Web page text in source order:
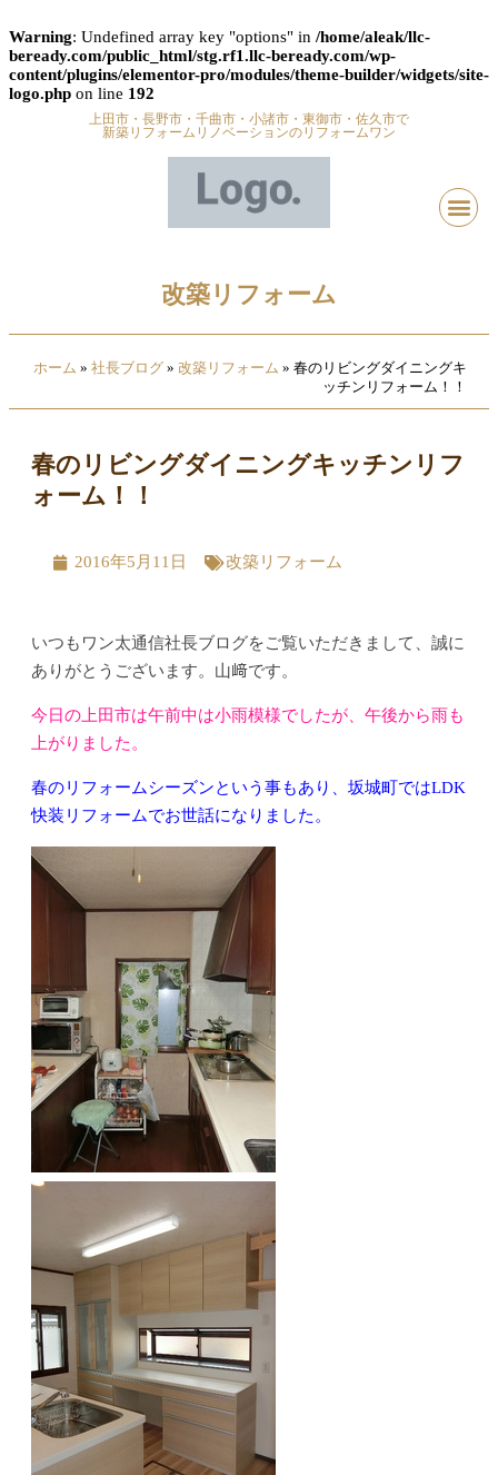
Warning: Undefined array key "options" in /home/aleak/llc-
beready.com/public_html/stg.rf1.llc-beready.com/wp-
content/plugins/elementor-pro/modules/theme-builder/widgets/site-
logo.php on line 192
上田市・長野市・千曲市・小諸市・東御市・佐久市で
新築リフォームリノベーションのリフォームワン
改築リフォーム
ホーム » 社長ブログ » 改築リフォーム » 春のリビングダイニングキ
ッチンリフォーム！！
春のリビングダイニングキッチンリフ
ォーム！！
2016年5月11日 改築リフォーム
いつもワン太通信社長ブログをご覧いただきまして、誠に
ありがとうございます。山﨑です。
今日の上田市は午前中は小雨模様でしたが、午後から雨も
上がりました。
春のリフォームシーズンという事もあり、坂城町ではLDK
快装リフォームでお世話になりました。